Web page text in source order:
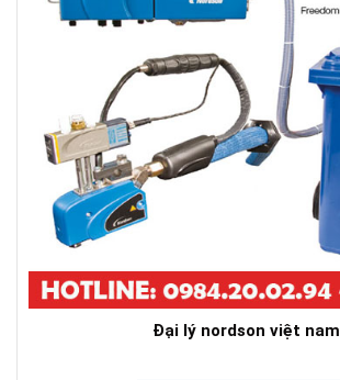
Đại lý nordson việt nam